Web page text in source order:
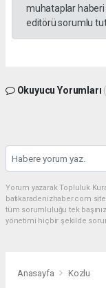
muhataplar
editörü sorumlu
Okuyucu Yorumları
Yorum yazarak Topluluk
batikaradenizhaber.com
tüm sorumluluğu tek
yönetimi hiçbir şekilde
Anasayfa Kozlu